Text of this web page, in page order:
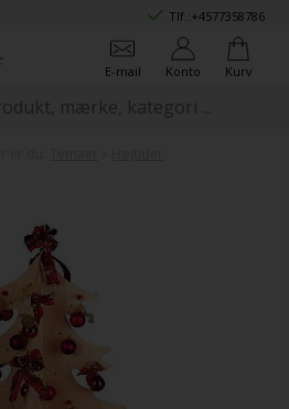
Tlf.:+4577358786
E-mail Konto Kurv